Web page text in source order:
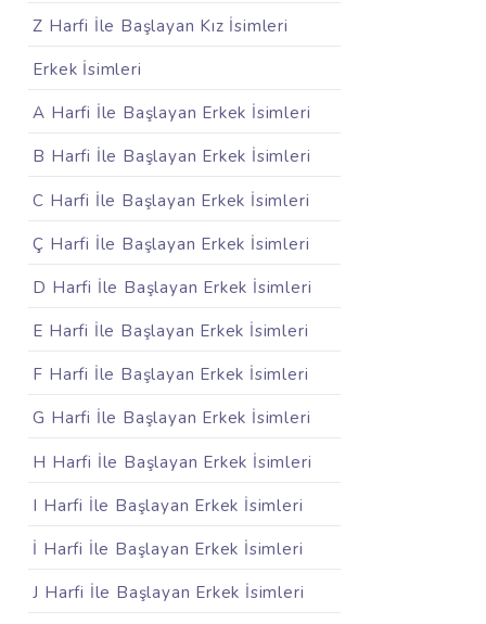
Z Harfi İle Başlayan Kız İsimleri
Erkek İsimleri
A Harfi İle Başlayan Erkek İsimleri
B Harfi İle Başlayan Erkek İsimleri
C Harfi İle Başlayan Erkek İsimleri
Ç Harfi İle Başlayan Erkek İsimleri
D Harfi İle Başlayan Erkek İsimleri
E Harfi İle Başlayan Erkek İsimleri
F Harfi İle Başlayan Erkek İsimleri
G Harfi İle Başlayan Erkek İsimleri
H Harfi İle Başlayan Erkek İsimleri
I Harfi İle Başlayan Erkek İsimleri
İ Harfi İle Başlayan Erkek İsimleri
J Harfi İle Başlayan Erkek İsimleri